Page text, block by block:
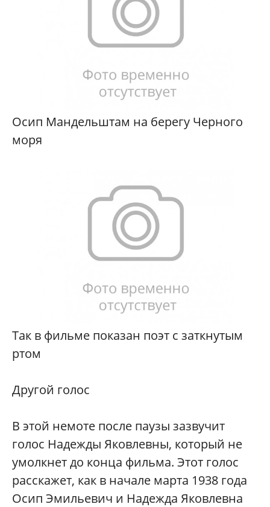
Осип Мандельштам на берегу Черного
моря
Так в фильме показан поэт с заткнутым
ртом
Другой голос
В этой немоте после паузы зазвучит
голос Надежды Яковлевны, который не
умолкнет до конца фильма. Этот голос
расскажет, как в начале марта 1938 года
Осип Эмильевич и Надежда Яковлевна